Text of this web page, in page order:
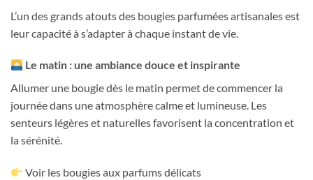
L’un des grands atouts des bougies parfumées artisanales est
leur capacité à s’adapter à chaque instant de vie.
Le matin : une ambiance douce et inspirante
Allumer une bougie dès le matin permet de commencer la
journée dans une atmosphère calme et lumineuse. Les
senteurs légères et naturelles favorisent la concentration et
la sérénité.
Voir les bougies aux parfums délicats